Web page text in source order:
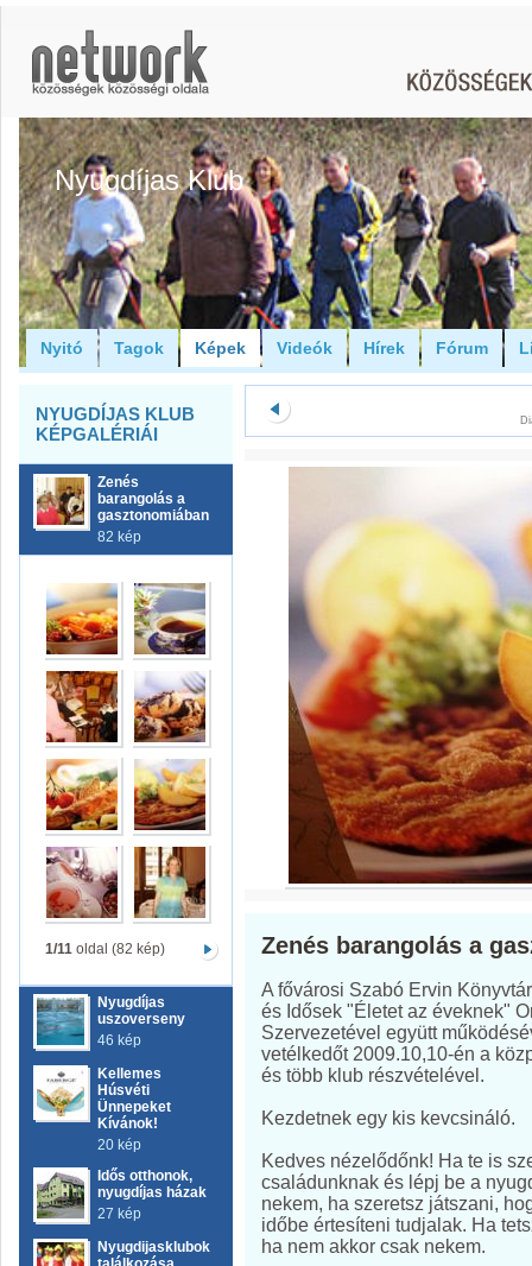
Nyugdíjas Klub
Nyitó Tagok Képek Videók Hírek Fórum
NYUGDÍJAS KLUB
KÉPGALÉRIÁI
Zenés
barangolás a
gasztonomiában
82 kép
1/11oldal (82 kép)
Nyugdíjas
uszoverseny
46 kép
Kellemes
Húsvéti
Ünnepeket
Kívánok!
20 kép
Idős otthonok,
nyugdíjas házak
27 kép
Nyugdijasklubok
Zenés barangolás a
A fővárosi Szabó Ervin
és Idősek "Életet az éveknek"
Szervezetével együtt
vetélkedőt 2009.10,10-én a
és több klub részvételével.
Kezdetnek egy kis kevcsináló.
Kedves nézelődőnk! Ha te is
családunknak és lépj be a
nekem, ha szeretsz játszani,
időbe értesíteni tudjalak. Ha
ha nem akkor csak nekem.